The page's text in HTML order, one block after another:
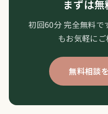
まずは
初回60分 完全無料で
もお気軽にご
無料相談